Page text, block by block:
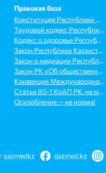
Правовая база
Конституция Республики Казахстан
Трудовой кодекс Республики Казахстан
Кодекс о здоровье Республики Казахстан
Закон Республики Казахстан «О профессиональных союзах»
Закон о медиации Республики Казахстан
Закон РК «Об общественных объединениях»
Конвенции Международной организации труда
Статья 80-1 КоАП РК: не мешай работать врачу!
Оскорбление — не норма!
qazmedkz qazmed.kz